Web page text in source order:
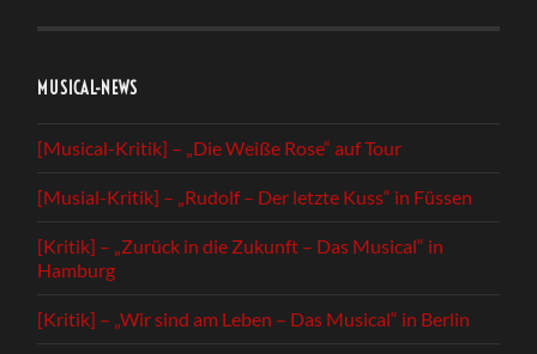
MUSICAL-NEWS
[Musical-Kritik] – „Die Weiße Rose“ auf Tour
[Musial-Kritik] – „Rudolf – Der letzte Kuss“ in Füssen
[Kritik] – „Zurück in die Zukunft – Das Musical“ in
Hamburg
[Kritik] – „Wir sind am Leben – Das Musical“ in Berlin